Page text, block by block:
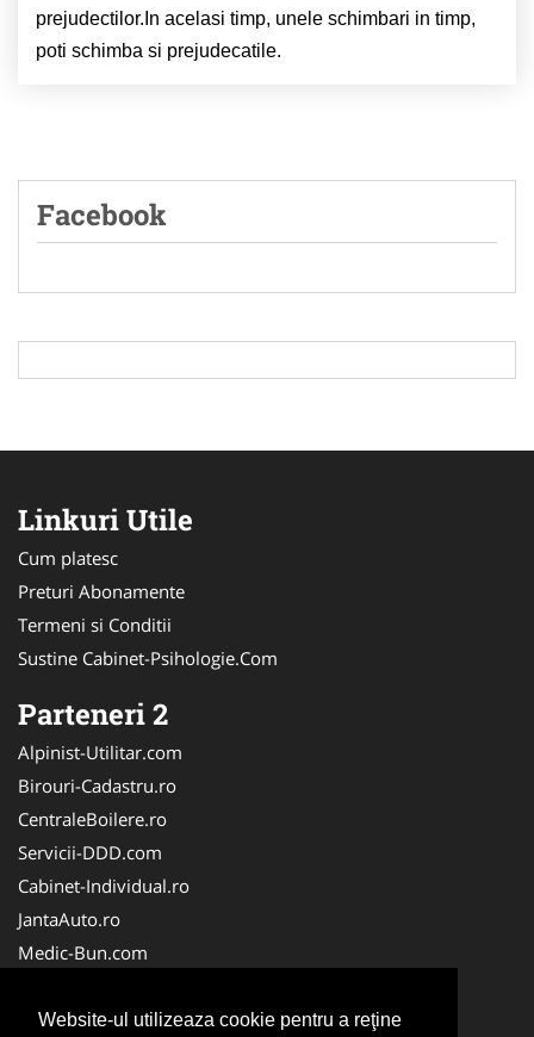
Website-ul utilizeaza cookie pentru a reţine
prejudectilor.In acelasi timp, unele schimbari in timp,
poti schimba si prejudecatile.
Facebook
Linkuri Utile
Cum platesc
Preturi Abonamente
Termeni si Conditii
Sustine Cabinet-Psihologie.Com
Parteneri 2
Alpinist-Utilitar.com
Birouri-Cadastru.ro
CentraleBoilere.ro
Servicii-DDD.com
Cabinet-Individual.ro
JantaAuto.ro
Medic-Bun.com
Apicultorul.com